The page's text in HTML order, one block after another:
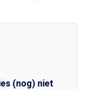
(nog) niet